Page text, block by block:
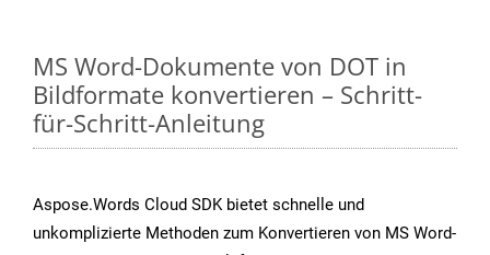
MS Word-Dokumente von DOT in
Bildformate konvertieren – Schritt-
für-Schritt-Anleitung
Aspose.Words Cloud SDK bietet schnelle und
unkomplizierte Methoden zum Konvertieren von MS Word-